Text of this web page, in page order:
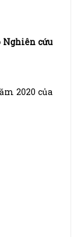
Nghiên cứu
2020 của